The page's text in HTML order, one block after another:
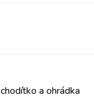
a ohrádka